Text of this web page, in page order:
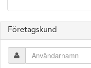
Företagskund